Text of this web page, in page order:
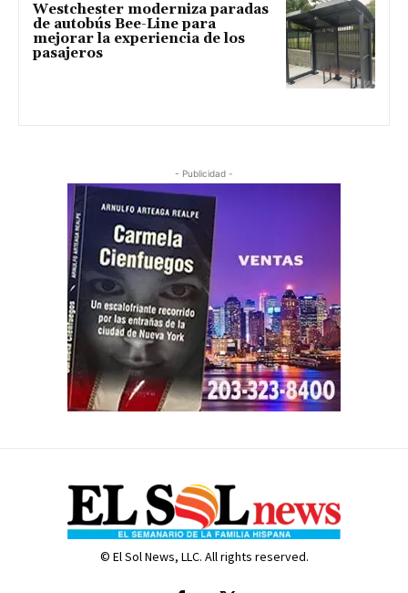
Westchester moderniza paradas
de autobús Bee-Line para
mejorar la experiencia de los
pasajeros
- Publicidad -
© El Sol News, LLC. All rights reserved.